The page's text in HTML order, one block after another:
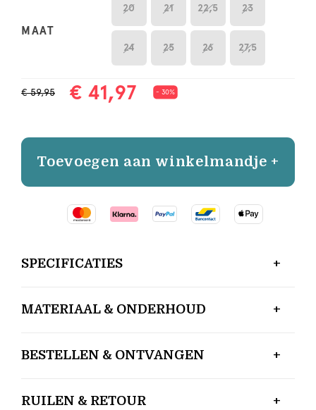
MAAT
20 21 22,5 23
24 25 26 27,5
€ 59,95 € 41,97 - 30%
Toevoegen aan winkelmandje +
SPECIFICATIES
MATERIAAL & ONDERHOUD
BESTELLEN & ONTVANGEN
RUILEN & RETOUR